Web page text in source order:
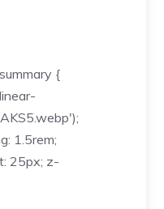
{
1.5rem;
25px; z-